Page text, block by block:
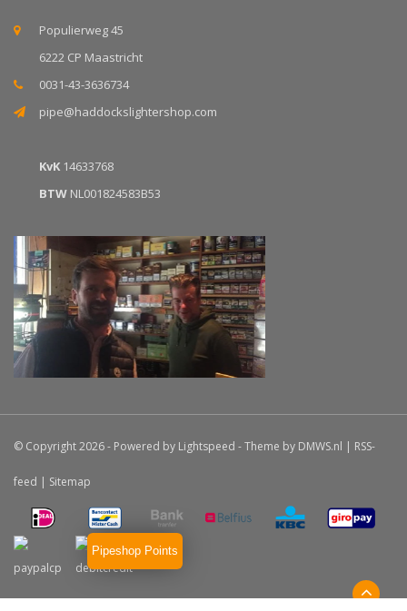
Populierweg 45
6222 CP Maastricht
0031-43-3636734
pipe@haddockslightershop.com
KvK 14633768
BTW NL001824583B53
© Copyright 2026 - Powered by Lightspeed - Theme by DMWS.nl | RSS-
feed | Sitemap
Haddocks9.5/10-19beoordelingen opKlanten Zeggen
Pipeshop Points